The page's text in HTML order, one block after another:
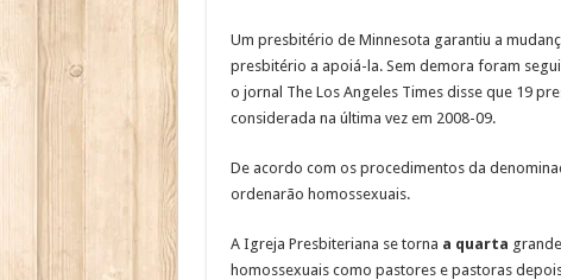
Um presbitério de Minnesota garantiu a
presbitério a apoiá-la. Sem demora foram
o jornal The Los Angeles Times disse que 19
considerada na última vez em 2008-09.
De acordo com os procedimentos da
ordenarão homossexuais.
A Igreja Presbiteriana se torna a quarta
homossexuais como pastores e pastoras